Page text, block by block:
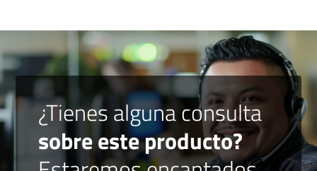
¿Tienes alguna consulta
sobre este producto?